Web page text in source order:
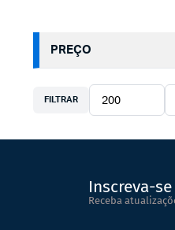
PREÇO
FILTRAR
Inscreva-
Receba